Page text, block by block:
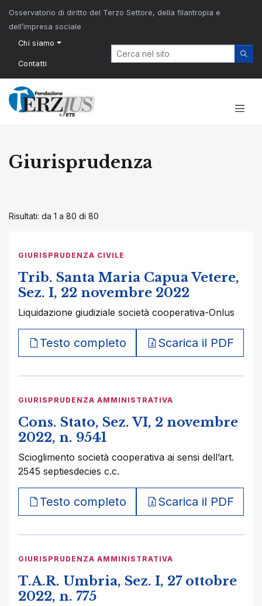
Osservatorio di diritto del Terzo Settore, della filantropia e
dell’impresa sociale
Chi siamo
Contatti
Giurisprudenza
Risultati: da 1 a 80 di 80
GIURISPRUDENZA CIVILE
Trib. Santa Maria Capua Vetere,
Sez. I, 22 novembre 2022
Liquidazione giudiziale società cooperativa-Onlus
Testo completo Scarica il PDF
GIURISPRUDENZA AMMINISTRATIVA
Cons. Stato, Sez. VI, 2 novembre
2022, n. 9541
Scioglimento società cooperativa ai sensi dell’art.
2545 septiesdecies c.c.
Testo completo Scarica il PDF
GIURISPRUDENZA AMMINISTRATIVA
T.A.R. Umbria, Sez. I, 27 ottobre
2022, n. 775